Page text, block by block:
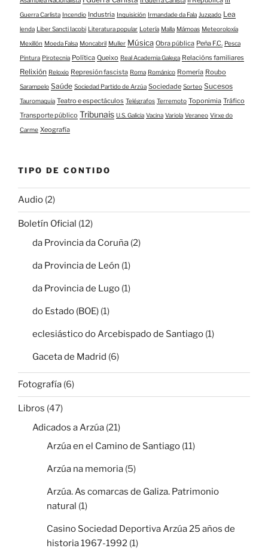
Guerra Carlista Incendio Industria Inquisición Irmandade da Fala Juzgado Lea
lenda Liber Sancti Iacobi Literatura popular Lotería Malla Mámoas Meteoroloxía
Mexillón Moeda Falsa Moncabril Muller Música Obra pública Peña F.C. Pesca
Pintura Pirotecnia Política Queixo Real Academia Galega Relacións familiares
Relixión Reloxio Represión fascista Roma Románico Romería Roubo
Sarampelo Saúde Sociedad Partido de Arzúa Sociedade Sorteo Sucesos
Tauromaquia Teatro e espectáculos Telégrafos Terremoto Toponimia Tráfico
Transporte público Tribunais U.S. Galicia Vacina Variola Veraneo Virxe do
Carme Xeografía
TIPO DE CONTIDO
Audio (2)
Boletín Oficial (12)
da Provincia da Coruña (2)
da Provincia de León (1)
da Provincia de Lugo (1)
do Estado (BOE) (1)
eclesiástico do Arcebispado de Santiago (1)
Gaceta de Madrid (6)
Fotografía (6)
Libros (47)
Adicados a Arzúa (21)
Arzúa en el Camino de Santiago (11)
Arzúa na memoria (5)
Arzúa. As comarcas de Galiza. Patrimonio
natural (1)
Casino Sociedad Deportiva Arzúa 25 años de
historia 1967-1992 (1)